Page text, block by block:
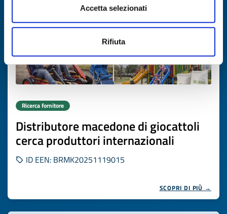
Accetta selezionati
Rifiuta
Ricerca fornitore
Distributore macedone di giocattoli
cerca produttori internazionali
ID EEN: BRMK20251119015
SCOPRI DI PIÙ →